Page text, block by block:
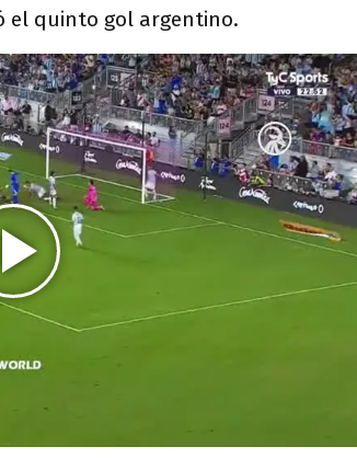
el quinto gol argentino.